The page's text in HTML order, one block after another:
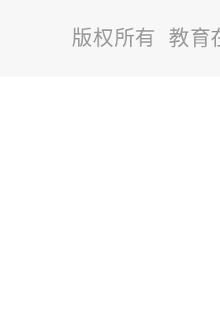
版权所有 教育